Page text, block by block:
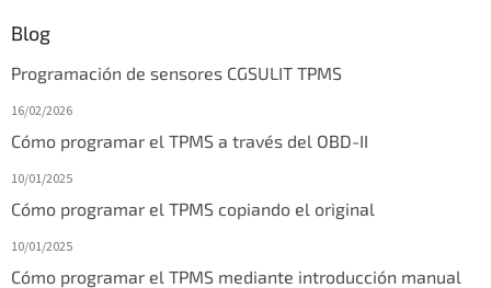
Blog
Programación de sensores CGSULIT TPMS
16/02/2026
Cómo programar el TPMS a través del OBD-II
10/01/2025
Cómo programar el TPMS copiando el original
10/01/2025
Cómo programar el TPMS mediante introducción manual